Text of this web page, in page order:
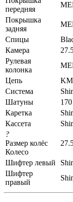
передняя
Покрышка
задняя
Спицы
Камера
Рулевая
колонка
Цепь
Система
Шатуны
Каретка
Кассета
?
Размер колёс
Колесо
Шифтер левый
Шифтер
правый